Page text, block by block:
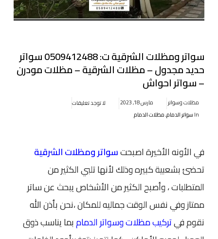
سواتر ومظلات الشرقية ت: 0509412488 سواتر
حديد مجدول – مظلات الشرقية – مظلات مودرن
– سواتر احواش
مظلات وسواتر مارس 18, 2023
لا توجد تعليقات
In سواتر الدمام,مظلات الدمام
في الأونه الأخيرة اصبحتسواتر ومظلات الشرقية
تحضئ بشعبية كبيره وذلك لأنها تلبي الكثير من
المتطلبات ، وأصبح الكثير من الأشخاص يبحث عن ساتر
ممتاز وفي نفس الوقت جماليه للمكان ،نحن بأذن الله
نقوم فيتركيب مظلات وسواتر الدمامبما يناسب ذوق